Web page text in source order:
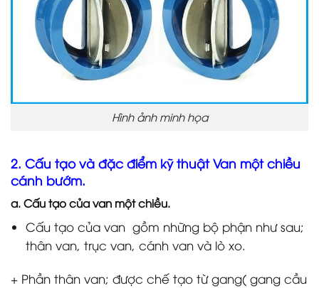
Hình ảnh minh họa
2. Cấu tạo và đặc điểm kỹ thuật Van một chiều
cánh bướm.
a. Cấu tạo của van một chiều.
Cấu tạo của van gồm những bộ phận như sau;
thân van, trục van, cánh van và lò xo.
+ Phần thân van; được chế tạo từ gang( gang cầu